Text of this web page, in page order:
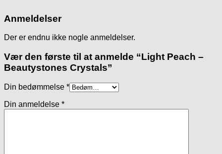
Anmeldelser
Der er endnu ikke nogle anmeldelser.
Vær den første til at anmelde “Light Peach –
Beautystones Crystals”
Din bedømmelse *
Din anmeldelse *